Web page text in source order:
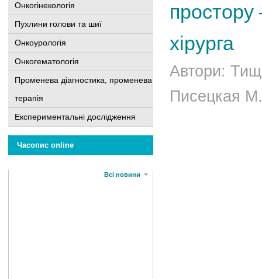
Онкогінекологія
Пухлини голови та шиї
Онкоурологія
Онкогематологія
Променева діагностика, променева
терапія
Експериментальні дослідження
Часопис online
Всі новини
простору
хірурга
Автори:
Писецкая